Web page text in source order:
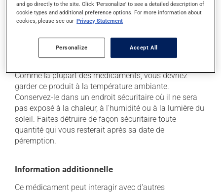
professionnel(le) de la santé. Il ou elle peut vous aider
à déterminer si votre traitement en est effectivement la
Conservation
Comme la plupart des médicaments, vous devriez
garder ce produit à la température ambiante.
Conservez-le dans un endroit sécuritaire où il ne sera
pas exposé à la chaleur, à l'humidité ou à la lumière du
soleil. Faites détruire de façon sécuritaire toute
quantité qui vous resterait après sa date de
péremption.
Information additionnelle
Ce médicament peut interagir avec d'autres
and go directly to the site. Click 'Personalize' to see a detailed description of
cookie types and additional preference options. For more information about
cookies, please see our Privacy Statement
Personalize Accept All